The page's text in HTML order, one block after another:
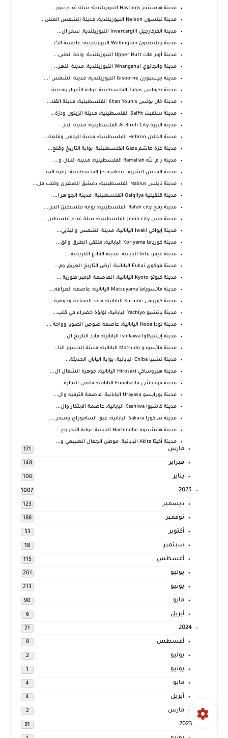
مدينة هاستنجز Hastings النيوزيلندية: سلة غذاء نيوز...
مدينة نيلسون Nelson النيوزيلندية: مدينة الشمس المش...
مدينة انفركارجيل Invercargill النيوزيلندية: سحر ال...
مدينة ويلينغتون Wellington النيوزيلندية: عاصمة الث...
مدينة أوبر هات Upper Hutt النيوزيلندية: واحة الطبي...
مدينة وانجانوي Whanganui النيوزيلندية: مدينة النهر...
مدينة جيسبورن Gisborne النيوزيلندية: مدينة الشمس ا...
مدينة طوباس Tubas الفلسطينية: بوابة الأغوار ومدينة...
مدينة خان يونس Khan Younis الفلسطينية: مدينة القلا...
مدينة سلفيت Salfit الفلسطينية: مدينة الزيتون ودرّة...
مدينة البيرة Al-Bireh City الفلسطينية: مدينة التار...
مدينة الخليل Hebron الفلسطينية: مدينة الرحمن وقلعة...
مدينة غزة هاشم Gaza الفلسطينية: بوابة التاريخ وقلع...
مدينة رام الله Ramallah الفلسطينية: مدينة التلال و...
مدينة القدس الشريف Jerusalem الفلسطينية: زهرة المد...
مدينة نابلس Nablus الفلسطينية: دمشق الصغرى وقلب فل...
مدينة قلقيلية Qalqilya الفلسطينية: مدينة الجواهر ا...
مدينة رفح Rafah city الفلسطينية: بوابة فلسطين الجن...
مدينة جنين Jenin city الفلسطينية: سلة غذاء فلسطين ...
مدينة إيواكي Iwaki اليابانية: مدينة الشمس والينابي...
مدينة كورياما Koriyama اليابانية: ملتقى الطرق والق...
مدينة غيفو Gifu اليابانية: مدينة القلاع التاريخية ...
مدينة فوكوي Fukui اليابانية: أرض التاريخ العريق وم...
مدينة كيوتو Kyoto اليابانية: العاصمة الإمبراطورية ...
مدينة ماتسوياما Matsuyama اليابانية: عاصمة العراقة...
مدينة كورومي Kurume اليابانية: مهد الصناعة وجوهرة ...
مدينة ياتشيو Yachiyo اليابانية: لؤلؤة خضراء في قلب...
مدينة نودا Noda اليابانية: عاصمة صوص الصويا وواحة ...
مدينة إيشيكاوا Ishikawa اليابانية: ملاذ التاريخ ال...
مدينة ماتسودو Matsudo اليابانية: مدينة الجسور التا...
مدينة تشيبا Chiba اليابانية: بوابة اليابان الحديثة...
مدينة هيروساكي Hirosaki اليابانية: جوهرة الشمال ال...
مدينة فوناباشي Funabashi اليابانية: ملتقى التجارة ...
مدينة يورايسو Urayasu اليابانية: عاصمة الترفيه وال...
مدينة كاشيوا Kashiwa اليابانية: عاصمة الابتكار وال...
مدينة ساكورا Sakura اليابانية: عبق الساموراي وسحر ...
مدينة هاتشينوه Hachinohe اليابانية: بوابة البحر وع...
مدينة أكيتا Akita اليابانية: موطن الجمال الطبيعي و...
مارس 171
فبراير 148
يناير 106
2025
1007
ديسمبر 123
نوفمبر 188
أكتوبر 53
سبتمبر 18
أغسطس 115
يوليو 201
يونيو 213
مايو 90
أبريل 6
2024
21
أغسطس 8
يوليو 2
يونيو 1
مايو 4
أبريل 4
مارس 2
2023
91